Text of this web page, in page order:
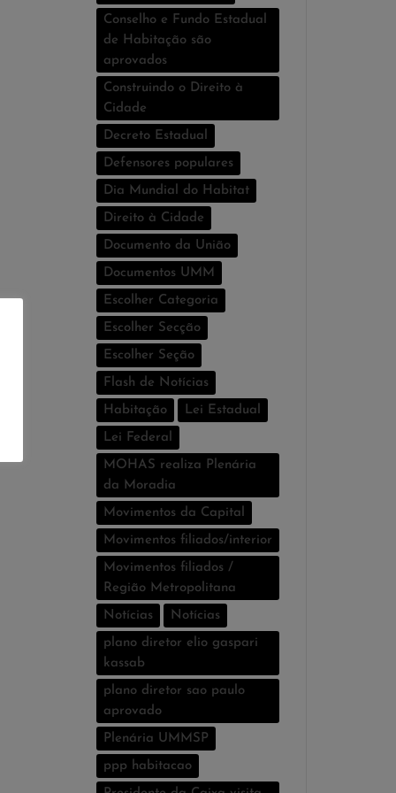
Conselho e Fundo Estadual
de Habitação são
aprovados
Construindo o Direito à
Cidade
Decreto Estadual
Defensores populares
Dia Mundial do Habitat
Direito à Cidade
Documento da União
Documentos UMM
Escolher Categoria
Escolher Secção
Escolher Seção
Flash de Notí­cias
Habitação Lei Estadual
Lei Federal
MOHAS realiza Plenária
da Moradia
Movimentos da Capital
Movimentos filiados/interior
Movimentos filiados /
Região Metropolitana
Notícias Notí­cias
plano diretor elio gaspari
kassab
plano diretor sao paulo
aprovado
Plenária UMMSP
ppp habitacao